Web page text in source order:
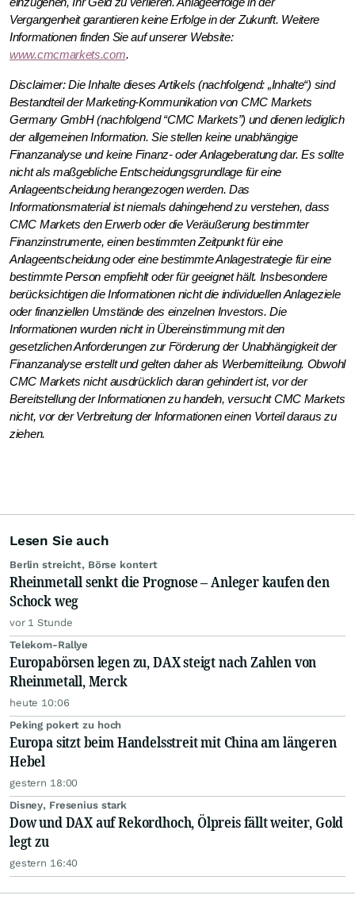
Vergangenheit garantieren keine Erfolge in der Zukunft. Weitere
Informationen finden Sie auf unserer Website:
www.cmcmarkets.com.
Disclaimer: Die Inhalte dieses Artikels (nachfolgend: „Inhalte“) sind
Bestandteil der Marketing-Kommunikation von CMC Markets
Germany GmbH (nachfolgend “CMC Markets”) und dienen lediglich
der allgemeinen Information. Sie stellen keine unabhängige
Finanzanalyse und keine Finanz- oder Anlageberatung dar. Es sollte
nicht als maßgebliche Entscheidungsgrundlage für eine
Anlageentscheidung herangezogen werden. Das
Informationsmaterial ist niemals dahingehend zu verstehen, dass
CMC Markets den Erwerb oder die Veräußerung bestimmter
Finanzinstrumente, einen bestimmten Zeitpunkt für eine
Anlageentscheidung oder eine bestimmte Anlagestrategie für eine
bestimmte Person empfiehlt oder für geeignet hält. Insbesondere
berücksichtigen die Informationen nicht die individuellen Anlageziele
oder finanziellen Umstände des einzelnen Investors. Die
Informationen wurden nicht in Übereinstimmung mit den
gesetzlichen Anforderungen zur Förderung der Unabhängigkeit der
Finanzanalyse erstellt und gelten daher als Werbemitteilung. Obwohl
CMC Markets nicht ausdrücklich daran gehindert ist, vor der
Bereitstellung der Informationen zu handeln, versucht CMC Markets
nicht, vor der Verbreitung der Informationen einen Vorteil daraus zu
ziehen.
Lesen Sie auch
Berlin streicht, Börse kontert
Rheinmetall senkt die Prognose – Anleger kaufen den
Schock weg
vor 1 Stunde
Telekom-Rallye
Europabörsen legen zu, DAX steigt nach Zahlen von
Rheinmetall, Merck
heute 10:06
Peking pokert zu hoch
Europa sitzt beim Handelsstreit mit China am längeren
Hebel
gestern 18:00
Disney, Fresenius stark
Dow und DAX auf Rekordhoch, Ölpreis fällt weiter, Gold
legt zu
gestern 16:40